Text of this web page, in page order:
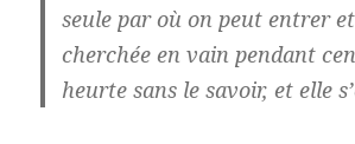
seule par où on peut entrer
cherchée en vain pendant
heurte sans le savoir, et elle